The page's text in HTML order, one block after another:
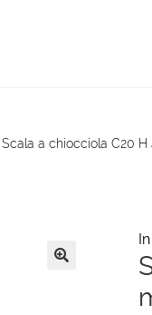
Scala a chiocciola C20